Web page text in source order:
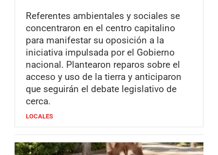
Referentes ambientales y sociales se
concentraron en el centro capitalino
para manifestar su oposición a la
iniciativa impulsada por el Gobierno
nacional. Plantearon reparos sobre el
acceso y uso de la tierra y anticiparon
que seguirán el debate legislativo de
cerca.
LOCALES